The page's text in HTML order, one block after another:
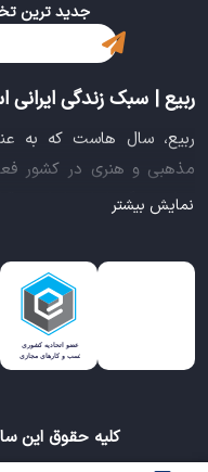
جدید ترین
ربیع | سبک زندگی ایرانی
ربیع، سال هاست که به
مذهبی و هنری در کشور
سبک زندگی ایرانی اسلامی
شما را برای خرید اینترنتی
ایده خلاقانه عرضه
ربیع، علاوه بر داشتن
مطمئن و آسان، پیشتاز باشد.
نمایش بیشتر
کلیه حقوق این